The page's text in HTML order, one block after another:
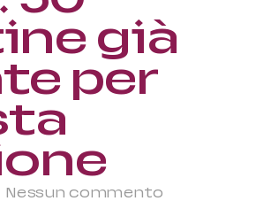
già
per
Nessun commento